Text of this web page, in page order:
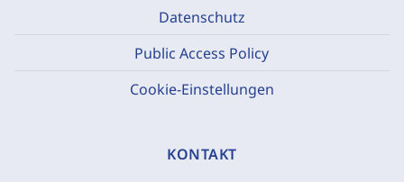
Datenschutz
Public Access Policy
Cookie-Einstellungen
KONTAKT